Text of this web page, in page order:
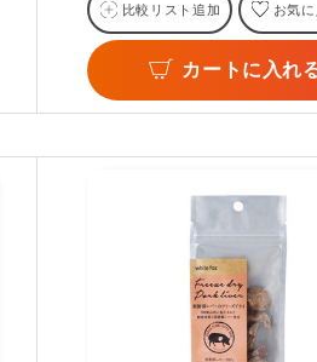
比較リスト追加 お気
カートに入れ